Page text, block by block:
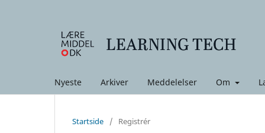
Nyeste Arkiver Meddelelser Om
Startside / Registrér